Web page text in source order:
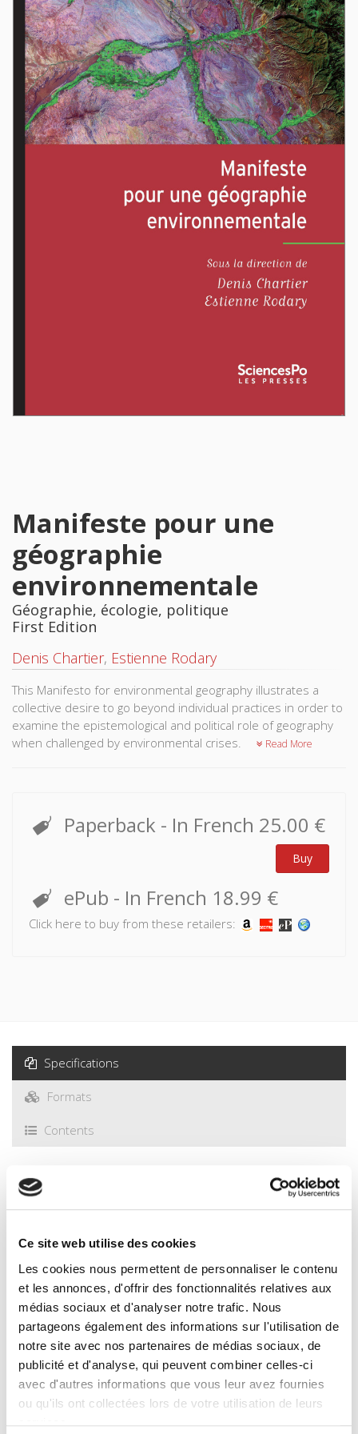
Ce site web utilise des cookies
Les cookies nous permettent de personnaliser le contenu
et les annonces, d'offrir des fonctionnalités relatives aux
médias sociaux et d'analyser notre trafic. Nous
partageons également des informations sur l'utilisation de
notre site avec nos partenaires de médias sociaux, de
publicité et d'analyse, qui peuvent combiner celles-ci
avec d'autres informations que vous leur avez fournies
ou qu'ils ont collectées lors de votre utilisation de leurs
Manifeste pour une
géographie
environnementale
Géographie, écologie, politique
First Edition
Denis Chartier, Estienne Rodary
This Manifesto for environmental geography illustrates a
collective desire to go beyond individual practices in order to
examine the epistemological and political role of geography
when challenged by environmental crises.
Read More
Paperback - In French 25.00 €
Buy
ePub - In French 18.99 €
Click here to buy from these retailers:
Specifications
Formats
Contents
Specifications
Presses de Sciences Po
Author
Denis Chartier,Estienne Rodary
With
Frédéric Alexandre,Aziz Ballouche,Simon P. J. Batterbury
Farid Benhammou,David Blanchon,Frédérique Blot,
Sébastien Caillault,Pierre-Olivier Garcia,Emmanuèle Gautier
Pierre Gautreau,Alain Génin ,Jérémy Grangé,Christophe
Grenier,Baptiste Hautdidier, Christian A. Kull,Patrick